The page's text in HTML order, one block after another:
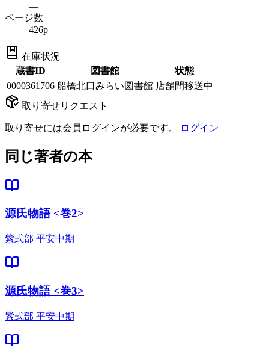
—
ページ数
426p
在庫状況
蔵書ID
図書館
状態
0000361706 船橋北口みらい図書館 店舗間移送中
取り寄せリクエスト
取り寄せには会員ログインが必要です。 ログイン
同じ著者の本
源氏物語 <巻2>
紫式部 平安中期
源氏物語 <巻3>
紫式部 平安中期